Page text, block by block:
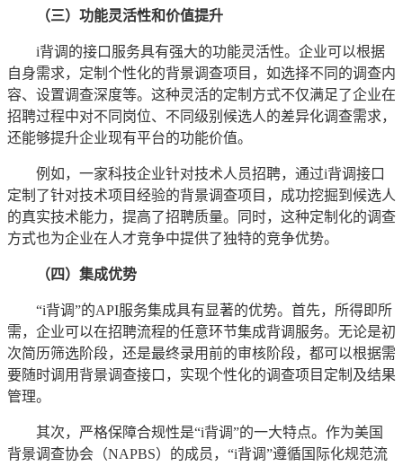
（三）功能灵活性和价值提升
i背调的接口服务具有强大的功能灵活性。企业可以根据
自身需求，定制个性化的背景调查项目，如选择不同的调查内
容、设置调查深度等。这种灵活的定制方式不仅满足了企业在
招聘过程中对不同岗位、不同级别候选人的差异化调查需求，
还能够提升企业现有平台的功能价值。
例如，一家科技企业针对技术人员招聘，通过i背调接口
定制了针对技术项目经验的背景调查项目，成功挖掘到候选人
的真实技术能力，提高了招聘质量。同时，这种定制化的调查
方式也为企业在人才竞争中提供了独特的竞争优势。
（四）集成优势
“i背调”的API服务集成具有显著的优势。首先，所得即所
需，企业可以在招聘流程的任意环节集成背调服务。无论是初
次简历筛选阶段，还是最终录用前的审核阶段，都可以根据需
要随时调用背景调查接口，实现个性化的调查项目定制及结果
管理。
其次，严格保障合规性是“i背调”的一大特点。作为美国
背景调查协会（NAPBS）的成员，“i背调”遵循国际化规范流